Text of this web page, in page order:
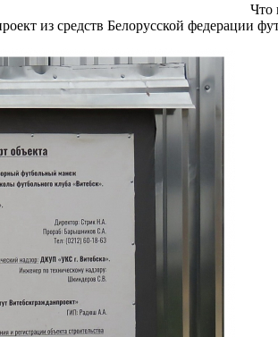
Что
из средств Белорусской федерации